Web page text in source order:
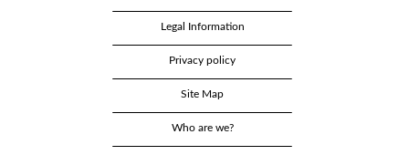
Legal Information
Privacy policy
Site Map
Who are we?